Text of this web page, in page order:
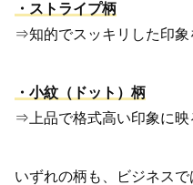
・ストライプ柄
⇒知的でスッキリした印象
・小紋（ドット）柄
⇒上品で格式高い印象に映
いずれの柄も、ビジネス